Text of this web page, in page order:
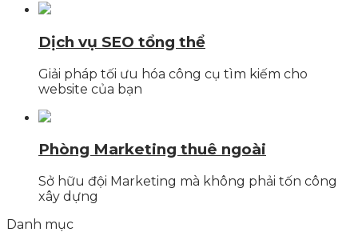
Dịch vụ SEO tổng thể
Giải pháp tối ưu hóa công cụ tìm kiếm cho
website của bạn
Phòng Marketing thuê ngoài
Sở hữu đội Marketing mà không phải tốn công
xây dựng
Danh mục